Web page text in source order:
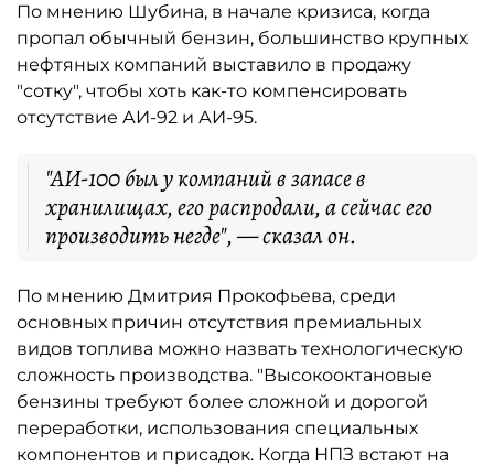
По мнению Шубина, в начале кризиса, когда
пропал обычный бензин, большинство крупных
нефтяных компаний выставило в продажу
"сотку", чтобы хоть как-то компенсировать
отсутствие АИ-92 и АИ-95.
"АИ-100 был у компаний в запасе в
хранилищах, его распродали, а сейчас его
производить негде", — сказал он.
По мнению Дмитрия Прокофьева, среди
основных причин отсутствия премиальных
видов топлива можно назвать технологическую
сложность производства. "Высокооктановые
бензины требуют более сложной и дорогой
переработки, использования специальных
компонентов и присадок. Когда НПЗ встают на